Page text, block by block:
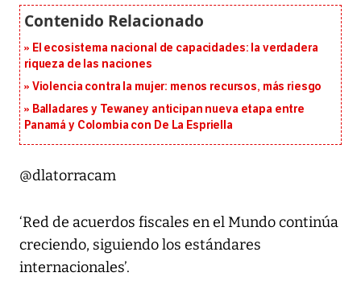
El ecosistema nacional de capacidades: la verdadera
riqueza de las naciones
Violencia contra la mujer: menos recursos, más riesgo
Balladares y Tewaney anticipan nueva etapa entre
Panamá y Colombia con De La Espriella
@dlatorracam
‘Red de acuerdos fiscales en el Mundo continúa
creciendo, siguiendo los estándares
internacionales’.